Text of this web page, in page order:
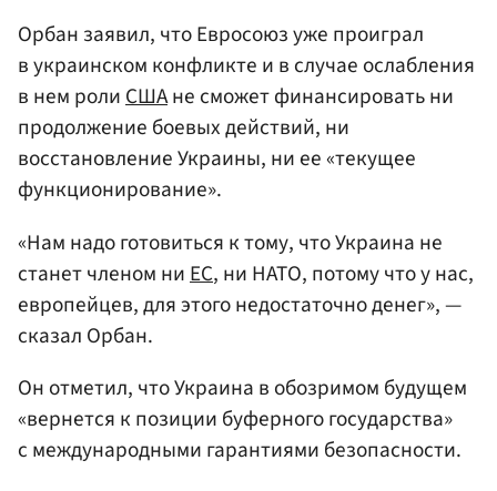
Орбан заявил, что Евросоюз уже проиграл
в украинском конфликте и в случае ослабления
в нем ролиСШАне сможет финансировать ни
продолжение боевых действий, ни
восстановление Украины, ни ее «текущее
функционирование».
«Нам надо готовиться к тому, что Украина не
станет членом ни ЕС, ни НАТО, потому что у нас,
европейцев, для этого недостаточно денег», —
сказал Орбан.
Он отметил, что Украина в обозримом будущем
«вернется к позиции буферного государства»
с международными гарантиями безопасности.